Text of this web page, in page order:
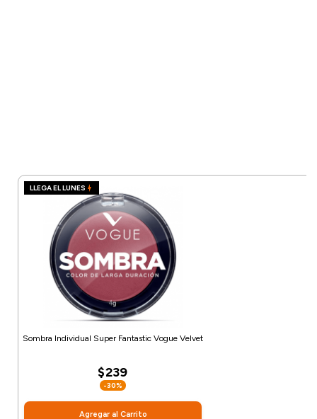
LLEGA EL LUNES
Sombra Individual Super Fantastic Vogue Velvet
$239
-30%
Agregar al Carrito